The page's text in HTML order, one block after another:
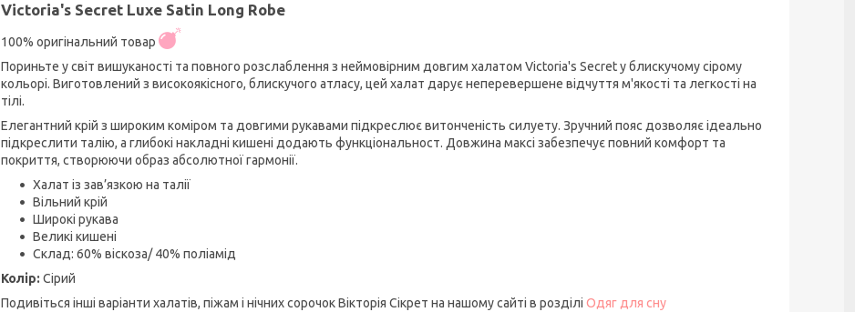
Victoria's Secret Luxe Satin Long Robe
100% оригінальний товар
Пориньте у світ вишуканості та повного розслаблення з неймовірним довгим халатом Victoria's Secret у блискучому сірому
кольорі. Виготовлений з високоякісного, блискучого атласу, цей халат дарує неперевершене відчуття м'якості та легкості на
тілі.
Елегантний крій з широким коміром та довгими рукавами підкреслює витонченість силуету. Зручний пояс дозволяє ідеально
підкреслити талію, а глибокі накладні кишені додають функціональност. Довжина максі забезпечує повний комфорт та
покриття, створюючи образ абсолютної гармонії.
Халат із зав’язкою на талії
Вільний крій
Широкі рукава
Великі кишені
Склад: 60% віскоза/ 40% поліамід
Колір: Сірий
Подивіться інші варіанти халатів, піжам і нічних сорочок Вікторія Сікрет на нашому сайті в розділі Одяг для сну